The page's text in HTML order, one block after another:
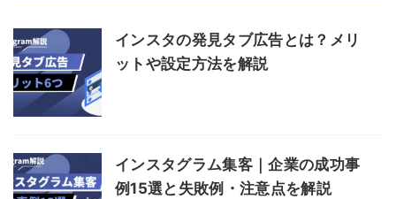
インスタの発見タブ広告とは？メリ
ットや設定方法を解説
インスタグラム集客｜企業の成功事
例15選と失敗例・注意点を解説